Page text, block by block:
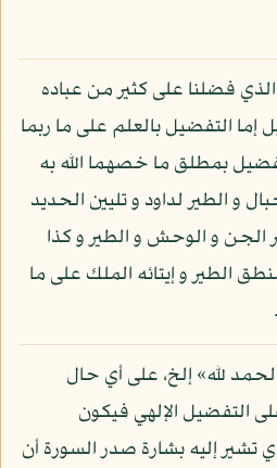
فضلنا على كثير من عباده
إما التفضيل بالعلم على ما ربما
بمطلق ما خصهما الله به
و الطير لداود و تليين الحديد
الجن و الوحش و الطير و كذا
الطير و إيتائه الملك على ما
الحمد لله» إلخ، على أي حال
التفضيل الإلهي فيكون
تشير إليه بشارة صدر السورة أن